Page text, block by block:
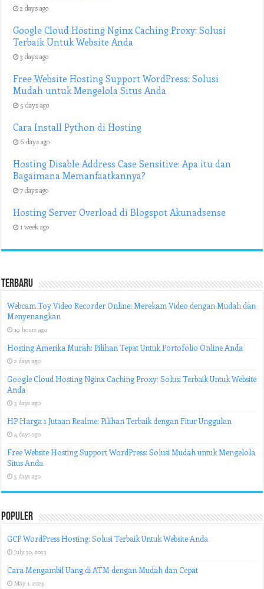
2 days ago
Google Cloud Hosting Nginx Caching Proxy: Solusi
Terbaik Untuk Website Anda
3 days ago
Free Website Hosting Support WordPress: Solusi
Mudah untuk Mengelola Situs Anda
5 days ago
Cara Install Python di Hosting
6 days ago
Hosting Disable Address Case Sensitive: Apa itu dan
Bagaimana Memanfaatkannya?
7 days ago
Hosting Server Overload di Blogspot Akunadsense
1 week ago
Terbaru
Webcam Toy Video Recorder Online: Merekam Video dengan Mudah dan
Menyenangkan
19 hours ago
Hosting Amerika Murah: Pilihan Tepat Untuk Portofolio Online Anda
2 days ago
Google Cloud Hosting Nginx Caching Proxy: Solusi Terbaik Untuk Website
Anda
3 days ago
HP Harga 1 Jutaan Realme: Pilihan Terbaik dengan Fitur Unggulan
4 days ago
Free Website Hosting Support WordPress: Solusi Mudah untuk Mengelola
Situs Anda
5 days ago
Populer
GCP WordPress Hosting: Solusi Terbaik Untuk Website Anda
July 30, 2023
Cara Mengambil Uang di ATM dengan Mudah dan Cepat
May 1, 2023